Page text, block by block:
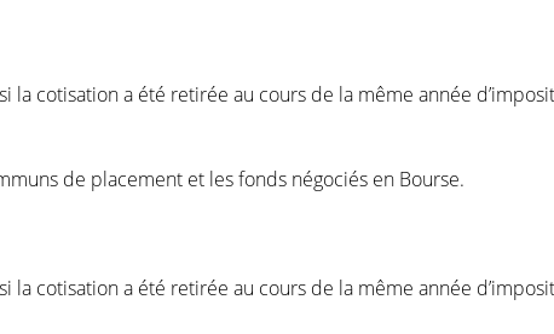
la cotisation a été retirée au cours de la même année
de placement et les fonds négociés en Bourse.
la cotisation a été retirée au cours de la même année